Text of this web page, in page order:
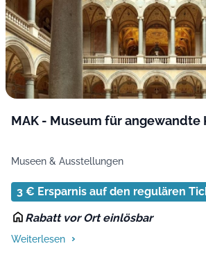
MAK - Museum für angewandte
Museen & Ausstellungen
3 € Ersparnis auf den regulären
Rabatt vor Ort einlösbar
Weiterlesen